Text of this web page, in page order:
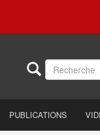
PUBLICATIONS